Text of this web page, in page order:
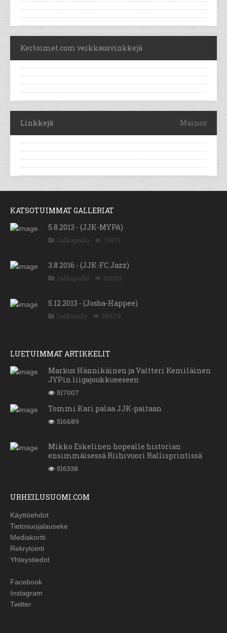
Kertoimet.com veikkausvinkkejä
Linkkejä Mainos
KATSOTUIMMAT GALLERIAT
5.8.2013 - (JJK-MYPA)
Jalkapallo 71871
3.8.2016 - (JJK-FC Jazz)
Jalkapallo 65001
5.12.2013 - (Josba-Happee)
Salibandy 58878
LUETUIMMAT ARTIKKELIT
Markus Hännikäinen ja Valtteri Kemiläinen
JYPin liigajoukkueeseen
517007
Tommi Kari palaa JJK-paitaan
516689
Mikko Eskelinen hopealle historian
ensimmäisessä Riihivuori Rallisprintissä
516338
URHEILUSUOMI.COM
Käyttöehdot
Tietosuojalauseke
Mediakortti
Rekrytointi
Yhteystiedot
Facebook
Instagram
Twitter